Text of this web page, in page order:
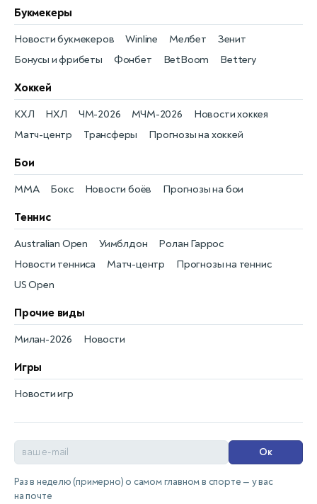
Букмекеры
Бонусы и фрибеты
Новости букмекеров
Фонбет
Winline
BetBoom
Мелбет
Bettery
Зенит
Хоккей
Новости хоккея
КХЛ
Матч-центр
НХЛ
Трансферы
ЧМ-2026
Прогнозы на хоккей
МЧМ-2026
Бои
Новости боёв
MMA Прогнозы на бои
Бокс
Теннис
Новости тенниса
Australian Open
Матч-центр
Уимблдон
Прогнозы на теннис
Ролан Гаррос
US Open
Прочие виды
Новости
Милан-2026
Игры
Новости игр
Ок
Раз в неделю (примерно) о самом главном в спорте — у вас
на почте